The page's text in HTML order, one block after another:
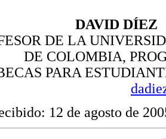
DAVID DÍEZ
DE LA
DE COLOMBIA,
PARA
12 de agosto de